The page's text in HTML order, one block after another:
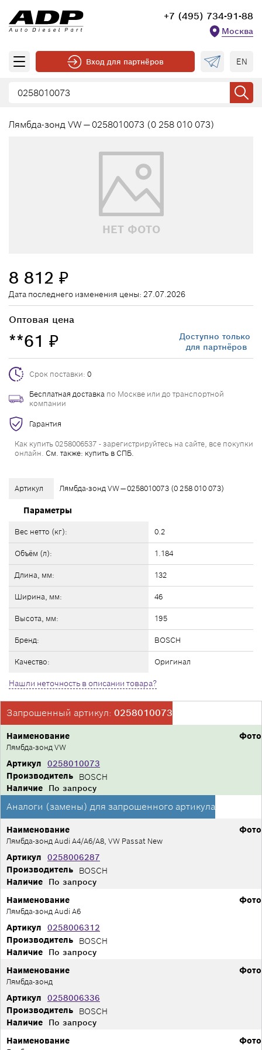
+7 (495) 734-91-88
Москва
Вход для партнёров EN
Лямбда-зонд VW — 0258010073 (0 258 010 073)
НЕТ ФОТО
Артикул Лямбда-зонд VW — 0258010073 (0 258 010 073)
Параметры
Вес нетто (кг): 0.2
Объём (л): 1.184
Длина, мм: 132
Ширина, мм: 46
Высота, мм: 195
Бренд: BOSCH
Качество: Оригинал
Нашли неточность в описании товара?
8 812 ₽
Дата последнего изменения цены: 27.07.2026
Оптовая цена
**61 ₽
Доступно только
для партнёров
Срок поставки: 0
Бесплатная доставка по Москве или до транспортной
компании
Гарантия
Как купить 0258006537 - зарегистрируйтесь на сайте, все покупки
онлайн. См. также: купить в СПБ.
Запрошенный артикул: 0258010073
Фото
Производитель BOSCH
Артикул 0258010073
Наименование
Лямбда-зонд VW
Наличие По запросу
Аналоги (замены) для запрошенного артикула
Фото
Производитель BOSCH
Артикул 0258006287
Наименование
Лямбда-зонд Audi A4/A6/A8, VW Passat New
Наличие
По запросу
Фото
Производитель BOSCH
Артикул 0258006312
Наименование
Лямбда-зонд Audi A6
Наличие
По запросу
Фото
Производитель BOSCH
Артикул 0258006336
Наименование
Лямбда-зонд
Наличие
По запросу
Фото
Наименование